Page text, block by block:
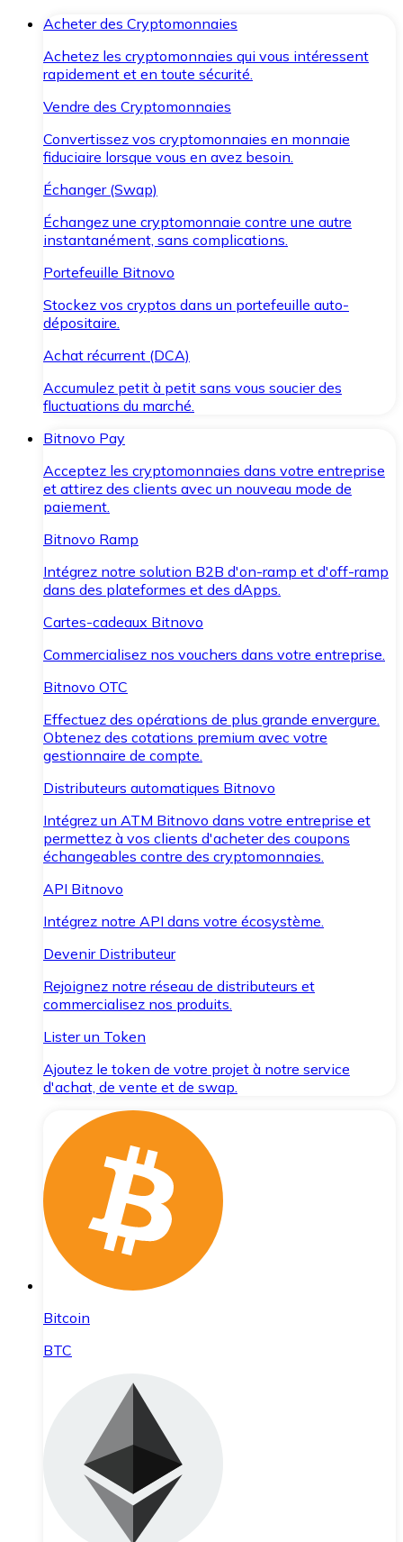
Acheter des Cryptomonnaies
Achetez les cryptomonnaies qui vous intéressent
rapidement et en toute sécurité.
Vendre des Cryptomonnaies
Convertissez vos cryptomonnaies en monnaie
fiduciaire lorsque vous en avez besoin.
Échanger (Swap)
Échangez une cryptomonnaie contre une autre
instantanément, sans complications.
Portefeuille Bitnovo
Stockez vos cryptos dans un portefeuille auto-
dépositaire.
Achat récurrent (DCA)
Accumulez petit à petit sans vous soucier des
fluctuations du marché.
Bitnovo Pay
Acceptez les cryptomonnaies dans votre entreprise
et attirez des clients avec un nouveau mode de
paiement.
Bitnovo Ramp
Intégrez notre solution B2B d'on-ramp et d'off-ramp
dans des plateformes et des dApps.
Cartes-cadeaux Bitnovo
Commercialisez nos vouchers dans votre entreprise.
Bitnovo OTC
Effectuez des opérations de plus grande envergure.
Obtenez des cotations premium avec votre
gestionnaire de compte.
Distributeurs automatiques Bitnovo
Intégrez un ATM Bitnovo dans votre entreprise et
permettez à vos clients d'acheter des coupons
échangeables contre des cryptomonnaies.
API Bitnovo
Intégrez notre API dans votre écosystème.
Devenir Distributeur
Rejoignez notre réseau de distributeurs et
commercialisez nos produits.
Lister un Token
Ajoutez le token de votre projet à notre service
d'achat, de vente et de swap.
Bitcoin
BTC